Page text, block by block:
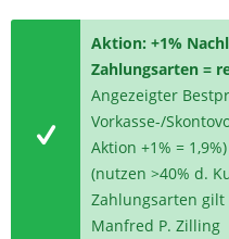
Aktion: +1%
Zahlungsarten =
Angezeigter
Vorkasse-/
Aktion +1% =
(nutzen >40% d.
Zahlungsarten gilt
Manfred P. Zilling